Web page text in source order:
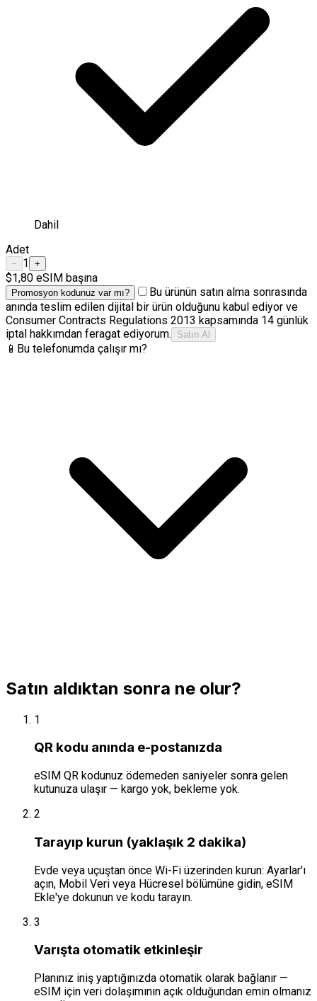
Dahil
Adet
− 1 +
$1,80 eSIM başına
Promosyon kodunuz var mı?
Bu ürünün satın alma sonrasında
anında teslim edilen dijital bir ürün olduğunu kabul ediyor ve
Consumer Contracts Regulations 2013 kapsamında 14 günlük
iptal hakkımdan feragat ediyorum.
Satın Al
📱 Bu telefonumda çalışır mı?
Satın aldıktan sonra ne olur?
1
QR kodu anında e-postanızda
eSIM QR kodunuz ödemeden saniyeler sonra gelen
kutunuza ulaşır — kargo yok, bekleme yok.
2
Tarayıp kurun (yaklaşık 2 dakika)
Evde veya uçuştan önce Wi-Fi üzerinden kurun: Ayarlar'ı
açın, Mobil Veri veya Hücresel bölümüne gidin, eSIM
Ekle'ye dokunun ve kodu tarayın.
3
Varışta otomatik etkinleşir
Planınız iniş yaptığınızda otomatik olarak bağlanır —
eSIM için veri dolaşımının açık olduğundan emin olmanız